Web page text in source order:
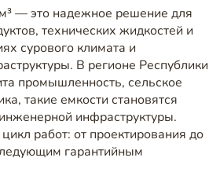
— это надежное решение для
технических жидкостей и
сурового климата и
В регионе Республики
промышленность, сельское
такие емкости становятся
инфраструктуры.
работ: от проектирования до
гарантийным